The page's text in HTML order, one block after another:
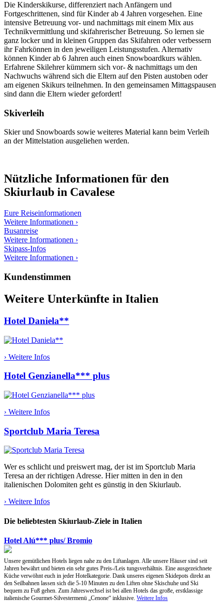
Die Kinderskikurse, differenziert nach Anfängern und
Fortgeschrittenen, sind für Kinder ab 4 Jahren vorgesehen. Eine
intensive Betreuung vor- und nachmittags mit einem Mix aus
Technikvermittlung und skifahrerischer Betreuung. So lernen sie
ganz locker und in kleinen Gruppen das Skifahren oder verbessern
ihr Fahrkönnen in den jeweiligen Leistungsstufen. Alternativ
können Kinder ab 6 Jahren auch einen Snowboardkurs wählen.
Erfahrene Skilehrer kümmern sich vor- & nachmittags um den
Nachwuchs während sich die Eltern auf den Pisten austoben oder
am eigenen Skikurs teilnehmen. In den gemeinsamen Mittagspausen
sind dann die Eltern wieder gefordert!
Skiverleih
Skier und Snowboards sowie weiteres Material kann beim Verleih
an der Mittelstation ausgeliehen werden.
Nützliche Informationen für den
Skiurlaub in Cavalese
Eure Reiseinformationen
Weitere Informationen ›
Busanreise
Weitere Informationen ›
Skipass-Infos
Weitere Informationen ›
Kundenstimmen
Weitere Unterkünfte in Italien
Hotel Daniela**
› Weitere Infos
Hotel Genzianella*** plus
› Weitere Infos
Sportclub Maria Teresa
Wer es schlicht und preiswert mag, der ist im Sportclub Maria
Teresa an der richtigen Adresse. Hier mitten in den in den
italienischen Dolomiten geht es günstig in den Skiurlaub.
› Weitere Infos
Die beliebtesten Skiurlaub-Ziele in Italien
Hotel Alú*** plus/ Bromio
Unsere gemütlichen Hotels liegen nahe zu den Liftanlagen. Alle unsere Häuser sind seit
Jahren bewährt und bieten ein sehr gutes Preis-/Leis tungsverhältnis. Eine ausgezeichnete
Küche verwöhnt euch in jeder Hotelkategorie. Dank unseres eigenen Skidepots direkt an
den Seilbahnen lassen sich die 5-10 Minuten zu den Liften ohne Skischuhe und Ski
bequem zu Fuß gehen. Zum Jahreswechsel ist bei allen Hotels das große, erstklassige
italienische Gourmet-Silvestermenü „Cenone“ inklusive. Weitere Infos